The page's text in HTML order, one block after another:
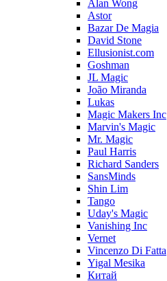
Alan Wong
Astor
Bazar De Magia
David Stone
Ellusionist.com
Goshman
JL Magic
João Miranda
Lukas
Magic Makers Inc
Marvin's Magic
Mr. Magic
Paul Harris
Richard Sanders
SansMinds
Shin Lim
Tango
Uday's Magic
Vanishing Inc
Vernet
Vincenzo Di Fatta
Yigal Mesika
Китай